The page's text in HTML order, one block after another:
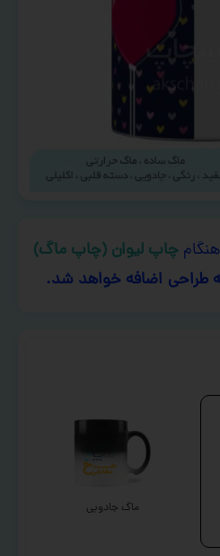
چاپ لیوان (چاپ ماگ)
طراحی اضافه خواهد شد.
ماگ جادویی